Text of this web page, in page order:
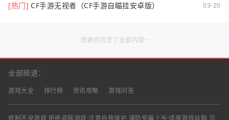
[热门] CF手游无视者（CF手游自瞄挂安卓版） 03-20
感谢你浏览了全部内容~
全部频道：
游戏大全 排行榜 资讯攻略 游戏问答